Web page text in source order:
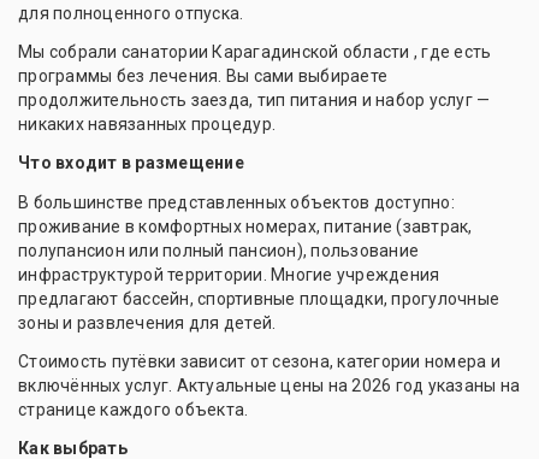
для полноценного отпуска.
Мы собрали санатории Карагадинской области , где есть
программы без лечения. Вы сами выбираете
продолжительность заезда, тип питания и набор услуг —
никаких навязанных процедур.
Что входит в размещение
В большинстве представленных объектов доступно:
проживание в комфортных номерах, питание (завтрак,
полупансион или полный пансион), пользование
инфраструктурой территории. Многие учреждения
предлагают бассейн, спортивные площадки, прогулочные
зоны и развлечения для детей.
Стоимость путёвки зависит от сезона, категории номера и
включённых услуг. Актуальные цены на 2026 год указаны на
странице каждого объекта.
Как выбрать